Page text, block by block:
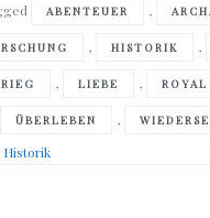
ABENTEUER ,
, HISTORIK ,
, LIEBE , ROYAL
ÜBERLEBEN ,
Historik